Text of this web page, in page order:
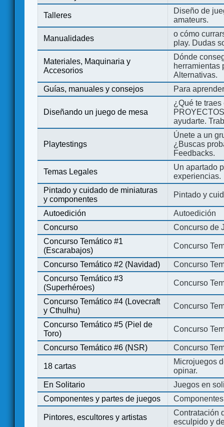
Talleres
Diseño de
amateurs.
Manualidades
o cómo
play. Dudas
Materiales, Maquinaria y
Accesorios
Dónde
herramientas
Alternativas.
Guías, manuales y consejos
Para
Diseñando un juego de mesa
¿Qué te
ayudarte.
Playtestings
Únete a un
¿Buscas
Feedbacks.
Temas Legales
Un apartado
experiencias.
Pintado y cuidado de miniaturas
y componentes
Pintado y
Autoedición
Autoedición
Concurso
Concurso de
Concurso Temático #1
(Escarabajos)
Concurso
Concurso Temático #2 (Navidad)
Concurso
Concurso Temático #3
(Superhéroes)
Concurso
Concurso Temático #4 (Lovecraft
y Cthulhu)
Concurso
Concurso Temático #5 (Piel de
Toro)
Concurso
Concurso Temático #6 (NSR) Concurso
18 cartas
Microjuegos
opinar.
En Solitario
Juegos en
Componentes y partes de juegos
Pintores, escultores y artistas
Contratación
esculpido y